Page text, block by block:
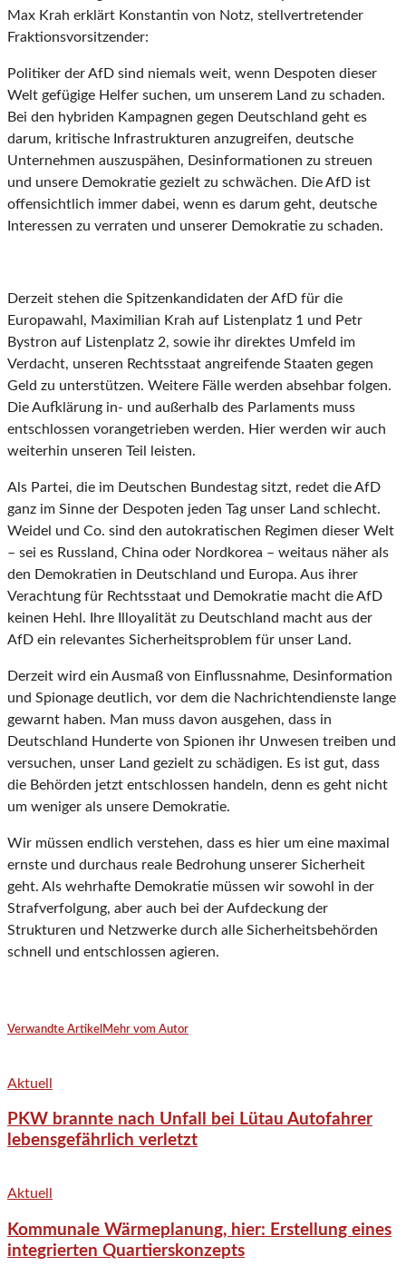
Max Krah erklärt Konstantin von Notz, stellvertretender
Fraktionsvorsitzender:
Politiker der AfD sind niemals weit, wenn Despoten dieser
Welt gefügige Helfer suchen, um unserem Land zu schaden.
Bei den hybriden Kampagnen gegen Deutschland geht es
darum, kritische Infrastrukturen anzugreifen, deutsche
Unternehmen auszuspähen, Desinformationen zu streuen
und unsere Demokratie gezielt zu schwächen. Die AfD ist
offensichtlich immer dabei, wenn es darum geht, deutsche
Interessen zu verraten und unserer Demokratie zu schaden.
Derzeit stehen die Spitzenkandidaten der AfD für die
Europawahl, Maximilian Krah auf Listenplatz 1 und Petr
Bystron auf Listenplatz 2, sowie ihr direktes Umfeld im
Verdacht, unseren Rechtsstaat angreifende Staaten gegen
Geld zu unterstützen. Weitere Fälle werden absehbar folgen.
Die Aufklärung in- und außerhalb des Parlaments muss
entschlossen vorangetrieben werden. Hier werden wir auch
weiterhin unseren Teil leisten.
Als Partei, die im Deutschen Bundestag sitzt, redet die AfD
ganz im Sinne der Despoten jeden Tag unser Land schlecht.
Weidel und Co. sind den autokratischen Regimen dieser Welt
– sei es Russland, China oder Nordkorea – weitaus näher als
den Demokratien in Deutschland und Europa. Aus ihrer
Verachtung für Rechtsstaat und Demokratie macht die AfD
keinen Hehl. Ihre Illoyalität zu Deutschland macht aus der
AfD ein relevantes Sicherheitsproblem für unser Land.
Derzeit wird ein Ausmaß von Einflussnahme, Desinformation
und Spionage deutlich, vor dem die Nachrichtendienste lange
gewarnt haben. Man muss davon ausgehen, dass in
Deutschland Hunderte von Spionen ihr Unwesen treiben und
versuchen, unser Land gezielt zu schädigen. Es ist gut, dass
die Behörden jetzt entschlossen handeln, denn es geht nicht
um weniger als unsere Demokratie.
Wir müssen endlich verstehen, dass es hier um eine maximal
ernste und durchaus reale Bedrohung unserer Sicherheit
geht. Als wehrhafte Demokratie müssen wir sowohl in der
Strafverfolgung, aber auch bei der Aufdeckung der
Strukturen und Netzwerke durch alle Sicherheitsbehörden
schnell und entschlossen agieren.
Verwandte Artikel Mehr vom Autor
Aktuell
PKW brannte nach Unfall bei Lütau Autofahrer
lebensgefährlich verletzt
Aktuell
Kommunale Wärmeplanung, hier: Erstellung eines
integrierten Quartierskonzepts